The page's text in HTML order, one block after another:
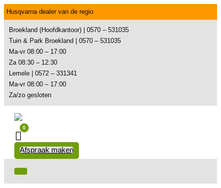
Husqvarna dealer van de regio
Broekland (Hoofdkantoor) | 0570 – 531035
Tuin & Park Broekland | 0570 – 531035
Ma-vr 08:00 – 17:00
Za 08:30 – 12:30
Lemele | 0572 – 331341
Ma-vr 08:00 – 17:00
Za/zo gesloten
Winkelwagen
0
Afspraak maken